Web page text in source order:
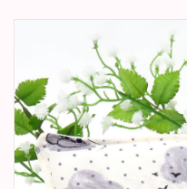
Betty Boop Huwelijk
Jubileum
Geboorte, Doop en